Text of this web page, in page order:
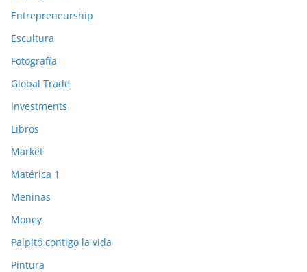
Entrepreneurship
Escultura
Fotografía
Global Trade
Investments
Libros
Market
Matérica 1
Meninas
Money
Palpitó contigo la vida
Pintura